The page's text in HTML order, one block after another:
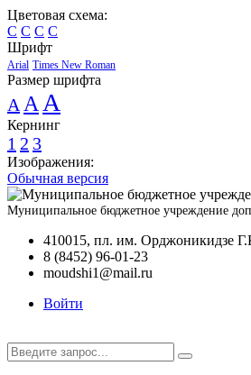
Цветовая схема:
C C C C
Шрифт
Arial Times New Roman
Размер шрифта
A A A
Кернинг
1 2 3
Изображения:
Обычная версия
Муниципальное бюджетное учреждение
410015, пл. им. Орджоникидзе
8 (8452) 96-01-23
moudshi1@mail.ru
Войти